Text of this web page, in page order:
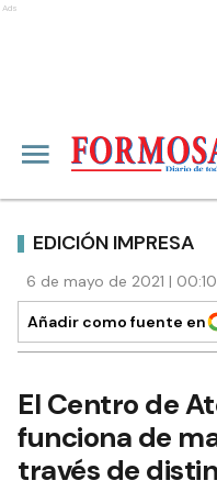
Ads
EDICIÓN IMPRESA
6 de mayo de 2021 |
Añadir como fuente en
El Centro de
funciona de
través de